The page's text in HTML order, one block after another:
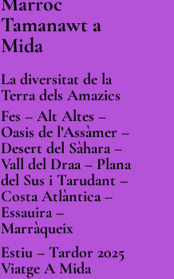
Tamanawt a
Mida
La diversitat de la
Terra dels Amazics
Fes – Alt Altes –
Oasis del’Assàmer –
Desert del Sàhara –
Vall del Draa– Plana
del Sus iTarudant –
Costa Atlàntica –
Essauira–
Marràqueix
Estiu – Tardor 2025
Viatge A Mida